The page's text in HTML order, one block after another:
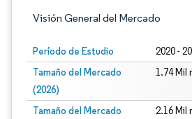
Visión General del Mercado
Período de Estudio 2020 -
Tamaño del Mercado
(2026)
1.74 Mil
Tamaño del Mercado
2.16 Mil